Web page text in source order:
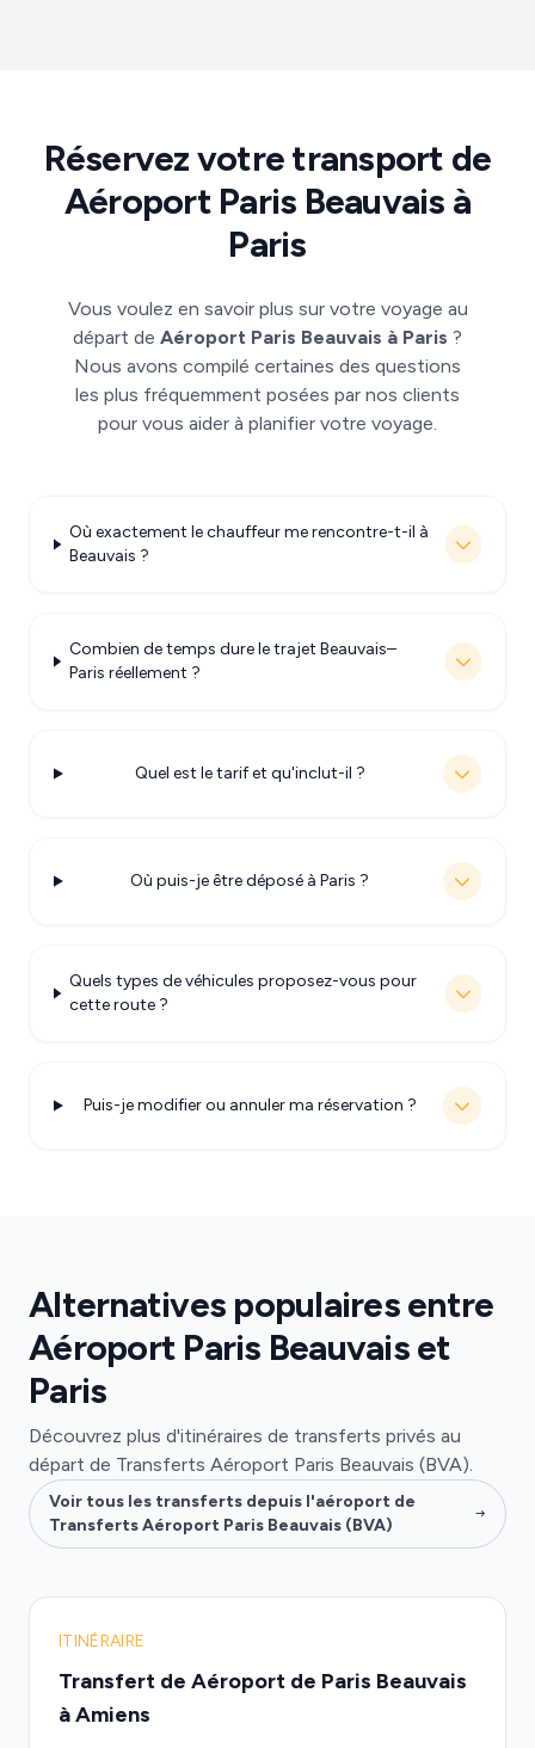
Réservez votre transport de
Aéroport Paris Beauvais à
Paris
Vous voulez en savoir plus sur votre voyage au
départ de Aéroport Paris Beauvais à Paris ?
Nous avons compilé certaines des questions
les plus fréquemment posées par nos clients
pour vous aider à planifier votre voyage.
Où exactement le chauffeur me rencontre-t-il à
Beauvais ?
Combien de temps dure le trajet Beauvais–
Paris réellement ?
Quel est le tarif et qu'inclut-il ?
Où puis-je être déposé à Paris ?
Quels types de véhicules proposez-vous pour
cette route ?
Puis-je modifier ou annuler ma réservation ?
Alternatives populaires entre
Aéroport Paris Beauvais et
Paris
Découvrez plus d'itinéraires de transferts privés au
départ de Transferts Aéroport Paris Beauvais (BVA).
Voir tous les transferts depuis l'aéroport de
Transferts Aéroport Paris Beauvais (BVA)
ITINÉRAIRE
Transfert de Aéroport de Paris Beauvais
à Amiens